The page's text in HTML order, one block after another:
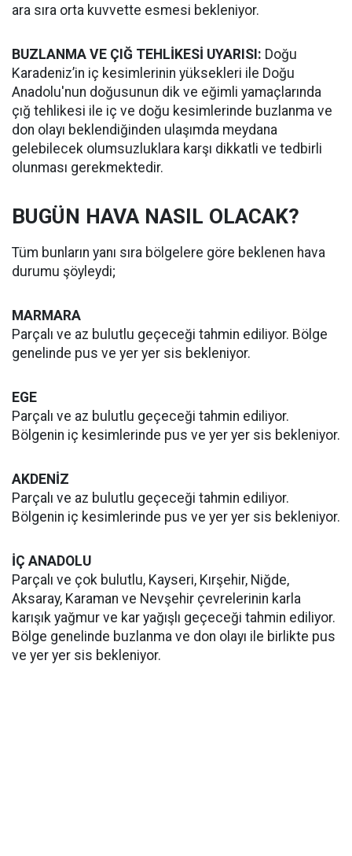
ara sıra orta kuvvette esmesi bekleniyor.
BUZLANMA VE ÇIĞ TEHLİKESİ UYARISI: Doğu
Karadeniz’in iç kesimlerinin yüksekleri ile Doğu
Anadolu'nun doğusunun dik ve eğimli yamaçlarında
çığ tehlikesi ile iç ve doğu kesimlerinde buzlanma ve
don olayı beklendiğinden ulaşımda meydana
gelebilecek olumsuzluklara karşı dikkatli ve tedbirli
olunması gerekmektedir.
BUGÜN HAVA NASIL OLACAK?
Tüm bunların yanı sıra bölgelere göre beklenen hava
durumu şöyleydi;
MARMARA
Parçalı ve az bulutlu geçeceği tahmin ediliyor. Bölge
genelinde pus ve yer yer sis bekleniyor.
EGE
Parçalı ve az bulutlu geçeceği tahmin ediliyor.
Bölgenin iç kesimlerinde pus ve yer yer sis bekleniyor.
AKDENİZ
Parçalı ve az bulutlu geçeceği tahmin ediliyor.
Bölgenin iç kesimlerinde pus ve yer yer sis bekleniyor.
İÇ ANADOLU
Parçalı ve çok bulutlu, Kayseri, Kırşehir, Niğde,
Aksaray, Karaman ve Nevşehir çevrelerinin karla
karışık yağmur ve kar yağışlı geçeceği tahmin ediliyor.
Bölge genelinde buzlanma ve don olayı ile birlikte pus
ve yer yer sis bekleniyor.